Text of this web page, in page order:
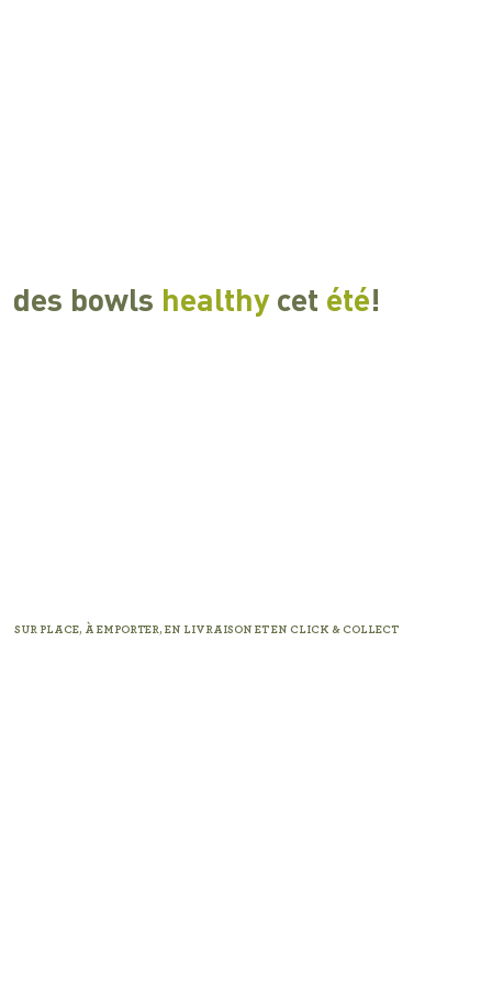
des bowls healthycet été!
SUR PLACE, À EMPORTER, EN LIVRAISON ET EN CLICK & COLLECT